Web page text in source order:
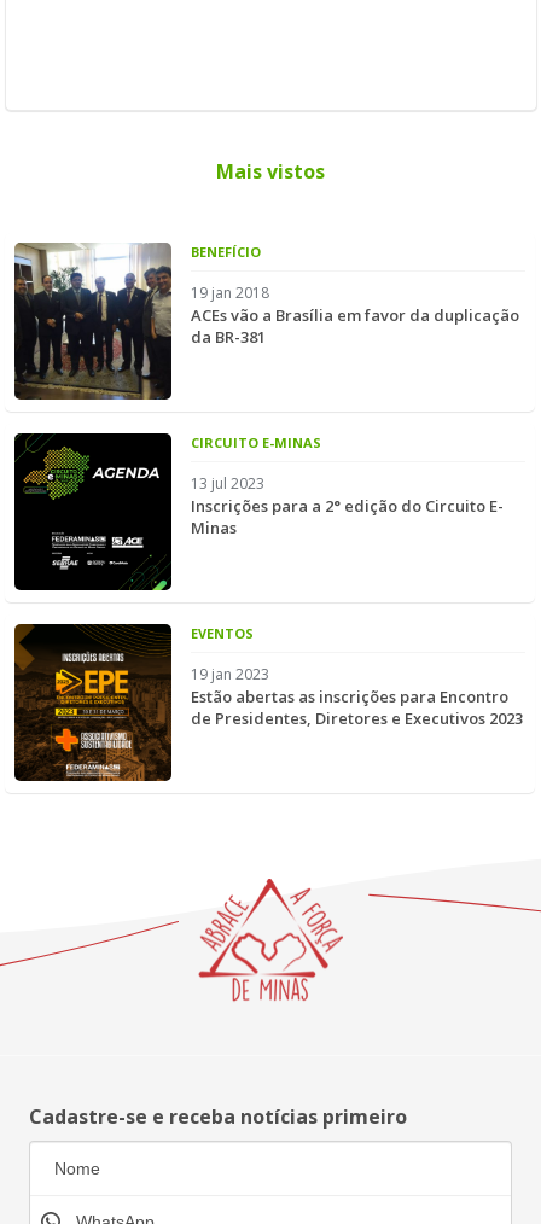
Mais vistos
BENEFÍCIO
19 jan 2018
ACEs vão a Brasília em favor da duplicação
da BR-381
CIRCUITO E-MINAS
13 jul 2023
Inscrições para a 2° edição do Circuito E-
Minas
EVENTOS
19 jan 2023
Estão abertas as inscrições para Encontro
de Presidentes, Diretores e Executivos 2023
Cadastre-se e receba notícias primeiro